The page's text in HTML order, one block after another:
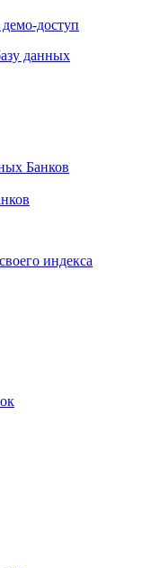
данных
Банков
индекса